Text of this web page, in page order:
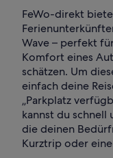
FeWo-direkt
Wave – perfekt
Komfort eines
schätzen. Um
einfach deine
„Parkplatz
kannst du schnell
die deinen
Kurztrip oder